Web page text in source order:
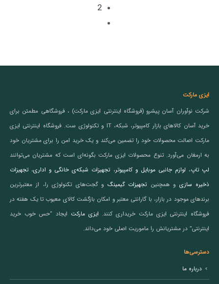
2
ایزی مارکت
شرکت نوآوران آسان پیشرو (فروشگاه اینترنتی ایزی مارکت) ، فروشگاهی مطمئن برای
خرید آسان کالاهای بازار کامپیوتر، شبکه، IT و تکنولوژی ست. فروشگاه اینترنتی ایزی
مارکت اصالت محصولات خود را تضمین می‌کند و یک خرید امن را برای مشتریان خود
به ارمغان می‌آورد. تنوع محصولات ایزی مارکت بگونه‌ای است که مشتریان می‌توانند
لپ تاپ، لوازم جانبی موبایل و کامپیوتر،تجهیزات شبکه‌ی خانگی و اداری،تجهیزات
ذخیره سازی و همچنینتجهیزات گیمینگ و گجت‌های تکنولوژی را، از معتبرترین
برندهای موجود در بازار، با گارانتی معتبر و امکان بازگشت کالای معیوب تا یک هفته در
فروشگاه اینترنتی ایزی مارکت خریداری کنند. ایزی مارکت ایجاد “حس خوب خرید
اینترنتی” در مشتریانش را ماموریت اصلی خود می‌داند.
دسترسی‌ها
درباره ما